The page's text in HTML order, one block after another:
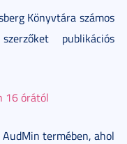
Könyvtára számos
publikációs
16 órától
termében, ahol